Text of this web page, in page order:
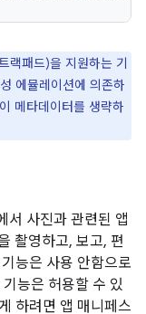
랙패드)을 지원하는 기
에뮬레이션에 의존하
메타데이터를 생략하
서 사진과 관련된 앱
촬영하고, 보고, 편
능은 사용 안함으로
능은 허용할 수 있
하려면 앱 매니페스